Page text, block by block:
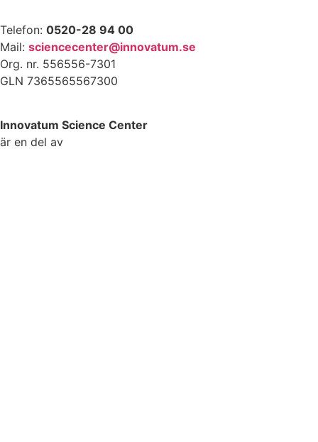
Telefon: 0520-28 94 00
Mail: sciencecenter@innovatum.se
Org. nr. 556556-7301
GLN 7365565567300
Innovatum Science Center
är en del av